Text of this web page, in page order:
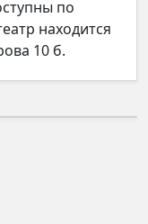
по
находится
10 б.